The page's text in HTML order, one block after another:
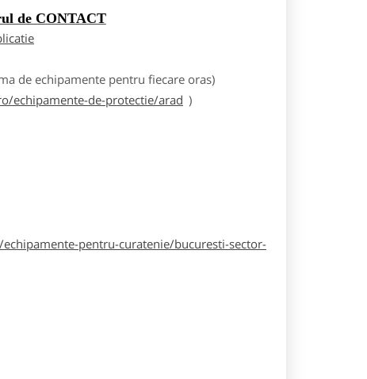
de CONTACT
de echipamente pentru fiecare oras)
echipamente-de-protectie/arad )
pentru-curatenie/bucuresti-sector-